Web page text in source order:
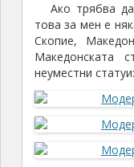
Ако трябва
това за мен е
Скопие,
Македонската
неуместни статуи: